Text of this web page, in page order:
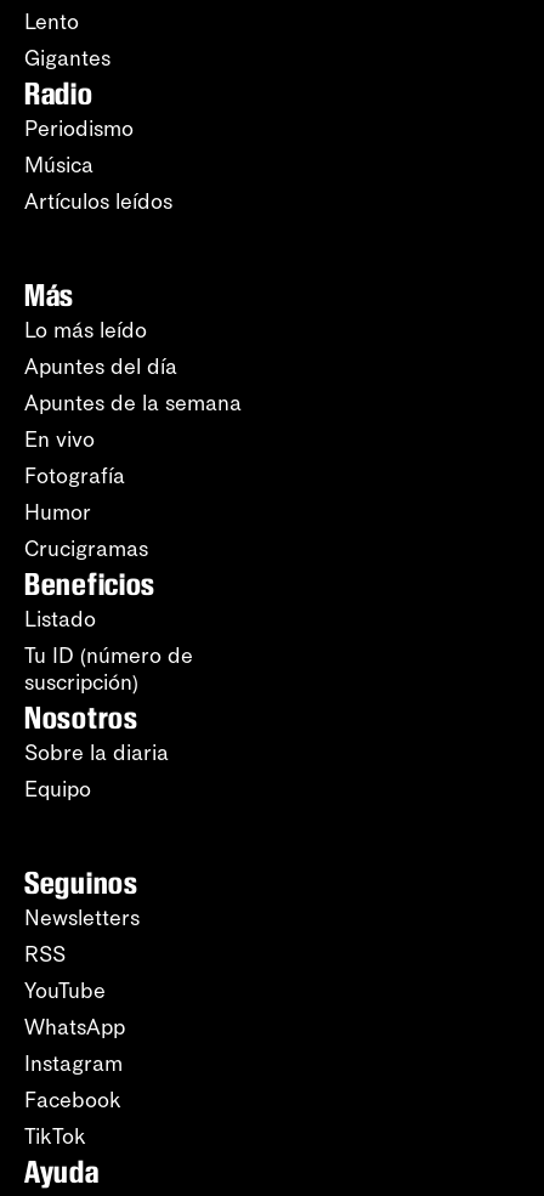
Lento
Gigantes
Radio
Periodismo
Música
Artículos leídos
Más
Lo más leído
Apuntes del día
Apuntes de la semana
En vivo
Fotografía
Humor
Crucigramas
Beneficios
Listado
Tu ID (número de
suscripción)
Nosotros
Sobre la diaria
Equipo
Seguinos
Newsletters
RSS
YouTube
WhatsApp
Instagram
Facebook
TikTok
Ayuda